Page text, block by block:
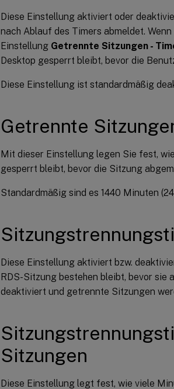
Diese Einstellung aktiviert oder
nach Ablauf des Timers abmeldet.
Einstellung Getrennte Sitzungen -
Desktop gesperrt bleibt, bevor die
Diese Einstellung ist standardmäßig
Getrennte
Mit dieser Einstellung legen Sie fest,
gesperrt bleibt, bevor die Sitzung
Standardmäßig sind es 1440 Minuten
Diese Einstellung aktiviert bzw.
RDS-Sitzung bestehen bleibt, bevor sie
deaktiviert und getrennte Sitzungen
Sitzungen
Diese Einstellung legt fest, wie viele